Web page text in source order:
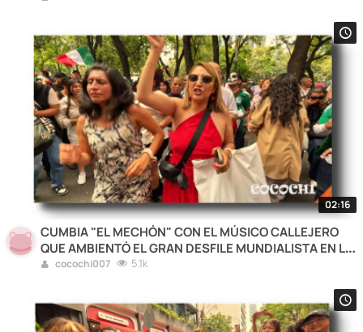
02:16
CUMBIA "EL MECHÓN" CON EL MÚSICO CALLEJERO
QUE AMBIENTÓ EL GRAN DESFILE MUNDIALISTA EN LA
CDMX
cocochi007 5.1k